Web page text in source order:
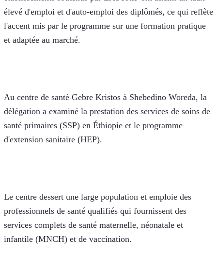
élevé d'emploi et d'auto-emploi des diplômés, ce qui reflète
l'accent mis par le programme sur une formation pratique
et adaptée au marché.
Au centre de santé Gebre Kristos à Shebedino Woreda, la
délégation a examiné la prestation des services de soins de
santé primaires (SSP) en Éthiopie et le programme
d'extension sanitaire (HEP).
Le centre dessert une large population et emploie des
professionnels de santé qualifiés qui fournissent des
services complets de santé maternelle, néonatale et
infantile (MNCH) et de vaccination.